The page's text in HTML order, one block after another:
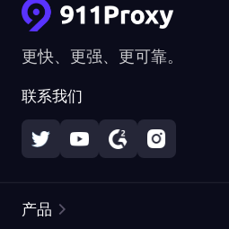
更快、更强、更可靠。
联系我们
产品